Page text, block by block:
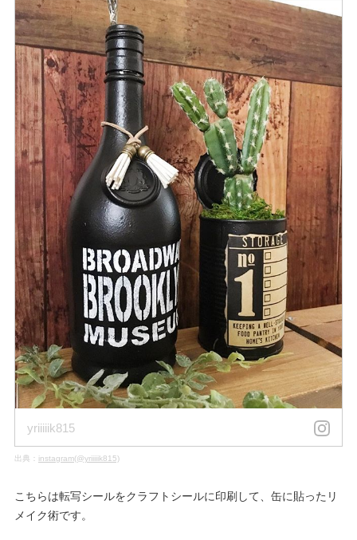
yriiiiik815
出典： instagram(@yriiiiik815)
こちらは転写シールをクラフトシールに印刷して、缶に貼ったリ
メイク術です。